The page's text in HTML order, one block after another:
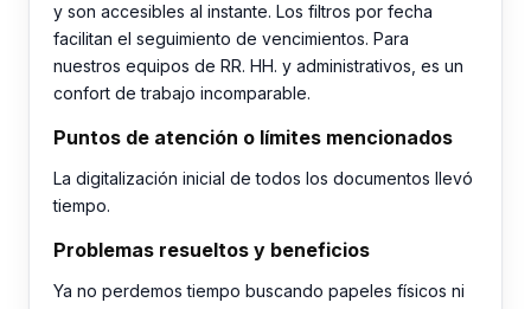
y son accesibles al instante. Los filtros por fecha
facilitan el seguimiento de vencimientos. Para
nuestros equipos de RR. HH. y administrativos, es un
confort de trabajo incomparable.
Puntos de atención o límites mencionados
La digitalización inicial de todos los documentos llevó
tiempo.
Problemas resueltos y beneficios
Ya no perdemos tiempo buscando papeles físicos ni